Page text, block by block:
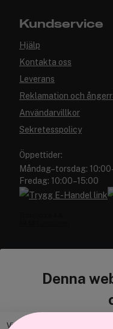
Denna
Vi använder
Kundservice
Hjälp
Kontakta oss
Leverans
Reklamation och
Användarvillkor
Sekretesspolicy
Öppettider:
Måndag–torsdag:
Fredag: 10:00–15:00